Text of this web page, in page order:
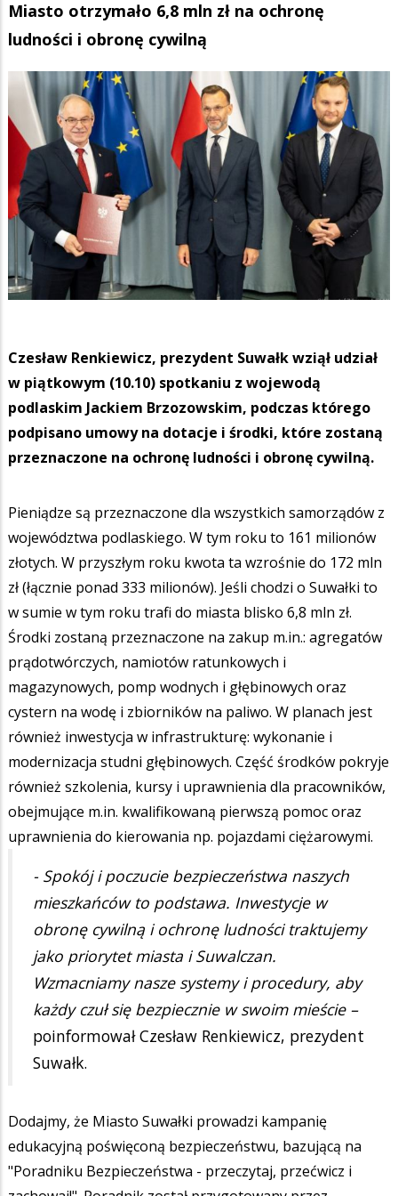
Miasto otrzymało 6,8 mln zł na ochronę
ludności i obronę cywilną
Czesław Renkiewicz, prezydent Suwałk wziął udział
w piątkowym (10.10) spotkaniu z wojewodą
podlaskim Jackiem Brzozowskim, podczas którego
podpisano umowy na dotacje i środki, które zostaną
przeznaczone na ochronę ludności i obronę cywilną.
Pieniądze są przeznaczone dla wszystkich samorządów z
województwa podlaskiego. W tym roku to 161 milionów
złotych. W przyszłym roku kwota ta wzrośnie do 172 mln
zł (łącznie ponad 333 milionów). Jeśli chodzi o Suwałki to
w sumie w tym roku trafi do miasta blisko 6,8 mln zł.
Środki zostaną przeznaczone na zakup m.in.: agregatów
prądotwórczych, namiotów ratunkowych i
magazynowych, pomp wodnych i głębinowych oraz
cystern na wodę i zbiorników na paliwo. W planach jest
również inwestycja w infrastrukturę: wykonanie i
modernizacja studni głębinowych. Część środków pokryje
również szkolenia, kursy i uprawnienia dla pracowników,
obejmujące m.in. kwalifikowaną pierwszą pomoc oraz
uprawnienia do kierowania np. pojazdami ciężarowymi.
- Spokój i poczucie bezpieczeństwa naszych
mieszkańców to podstawa. Inwestycje w
obronę cywilną i ochronę ludności traktujemy
jako priorytet miasta i Suwalczan.
Wzmacniamy nasze systemy i procedury, aby
każdy czuł się bezpiecznie w swoim mieście –
poinformował Czesław Renkiewicz, prezydent
Suwałk.
Dodajmy, że Miasto Suwałki prowadzi kampanię
edukacyjną poświęconą bezpieczeństwu, bazującą na
"Poradniku Bezpieczeństwa - przeczytaj, przećwicz i